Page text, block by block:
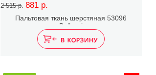
2 515 р. 881 р.
Пальтовая ткань шерстяная 53096
Bellucci